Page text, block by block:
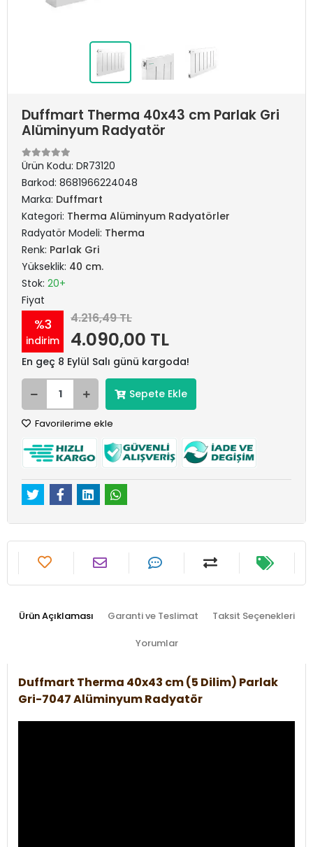
Duffmart Therma 40x43 cm Parlak Gri
Alüminyum Radyatör
Ürün Kodu: DR73120
Barkod: 8681966224048
Marka: Duffmart
Kategori: Therma Alüminyum Radyatörler
Radyatör Modeli: Therma
Renk: Parlak Gri
Yükseklik: 40 cm.
Stok: 20+
Fiyat
%3
indirim
4.216,49 TL
4.090,00 TL
En geç 8 Eylül Salı günü kargoda!
Sepete Ekle
Favorilerime ekle
Ürün Açıklaması Garanti ve Teslimat Taksit Seçenekleri
Yorumlar
Duffmart Therma 40x43 cm (5 Dilim) Parlak
Gri-7047 Alüminyum Radyatör